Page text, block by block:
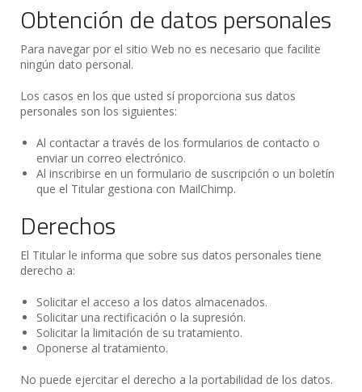
Obtención de datos personales
Para navegar por el sitio Web no es necesario que facilite
ningún dato personal.
Los casos en los que usted sí proporciona sus datos
personales son los siguientes:
Al contactar a través de los formularios de contacto o
enviar un correo electrónico.
Al inscribirse en un formulario de suscripción o un boletín
que el Titular gestiona con MailChimp.
Derechos
El Titular le informa que sobre sus datos personales tiene
derecho a:
Solicitar el acceso a los datos almacenados.
Solicitar una rectificación o la supresión.
Solicitar la limitación de su tratamiento.
Oponerse al tratamiento.
No puede ejercitar el derecho a la portabilidad de los datos.